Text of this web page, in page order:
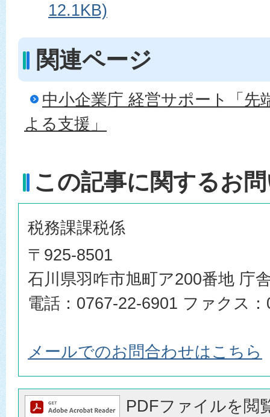
12.1KB)
関連ページ
中小企業庁 経営サポート「先
よる支援」
この記事に関するお
税務課課税係
〒925-8501
石川県羽咋市旭町ア200番地 庁
電話：0767-22-6901 ファクス
メールでのお問合わせはこちら
PDFファイルを閲